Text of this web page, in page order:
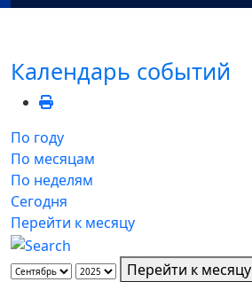
Календарь событий
По году
По месяцам
По неделям
Сегодня
Перейти к месяцу
Перейти к месяцу